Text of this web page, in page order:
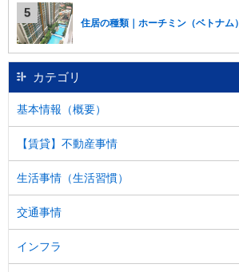
住居の種類｜ホーチミン（ベトナム）
カテゴリ
基本情報（概要）
【賃貸】不動産事情
生活事情（生活習慣）
交通事情
インフラ